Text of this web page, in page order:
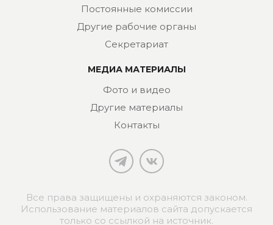
Постоянные комиссии
Другие рабочие органы
Секретариат
МЕДИА МАТЕРИАЛЫ
Фото и видео
Другие материалы
Контакты
Все права защищены и охраняются законом.
Использование материалов сайта допускается
только со ссылкой на источник.